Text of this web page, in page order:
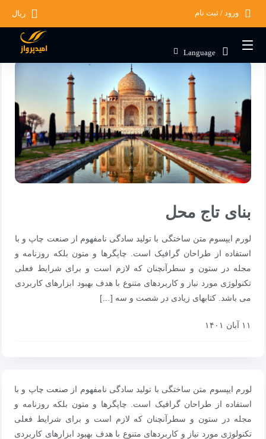
ریال ورود / ثبت نام
Language
بنای تاج محل
بنای تاج محل
لورم ایپسوم متن ساختگی با تولید سادگی نامفهوم از صنعت چاپ و با
استفاده از طراحان گرافیک است. چاپگرها و متون بلکه روزنامه و
مجله در ستون و سطرآنچنان که لازم است و برای شرایط فعلی
تکنولوژی مورد نیاز و کاربردهای متنوع با هدف بهبود ابزارهای کاربردی
می باشد. کتابهای زیادی در شصت و سه […]
۱۱ آبان ۱۴۰۱
لورم ایپسوم متن ساختگی با تولید سادگی نامفهوم از صنعت چاپ و با
استفاده از طراحان گرافیک است. چاپگرها و متون بلکه روزنامه و
مجله در ستون و سطرآنچنان که لازم است و برای شرایط فعلی
تکنولوژی مورد نیاز و کاربردهای متنوع با هدف بهبود ابزارهای کاربردی